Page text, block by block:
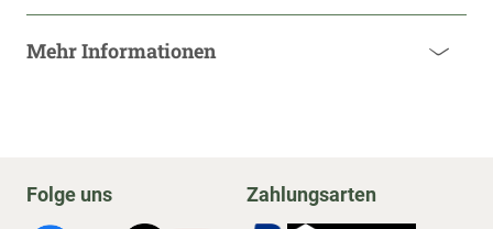
Mehr Informationen
Folge uns Zahlungsarten